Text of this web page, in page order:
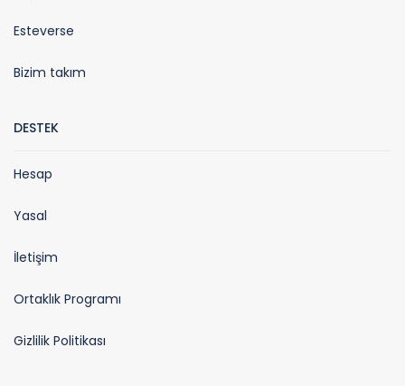
Esteverse
Bizim takım
DESTEK
Hesap
Yasal
İletişim
Ortaklık Programı
Gizlilik Politikası